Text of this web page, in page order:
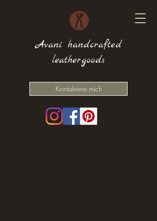
Avani handcrafted
leathergoods
Kontaktiere mich